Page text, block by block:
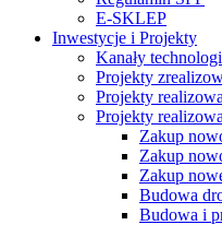
E-SKLEP
Inwestycje i Projekty
Kanały
Projekty
Projekty
Projekty
Zakup
Zakup
Zakup
Budowa
Budowa i